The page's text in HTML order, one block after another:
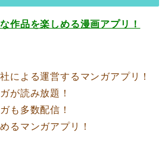
作品を楽しめる漫画アプリ！
による運営するマンガアプリ！
が読み放題！
も多数配信！
るマンガアプリ！